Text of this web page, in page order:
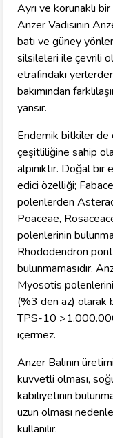
Ayrı ve korunaklı
Anzer Vadisinin
batı ve güney
silsileleri ile çevrili
etrafındaki
bakımından
yansır.
Endemik bitkiler de
çeşitliliğine sahip
alpiniktir. Doğal bir
edici özelliği;
polenlerden
Poaceae,
polenlerinin
Rhododendron
bulunmamasıdır.
Myosotis
(%3 den az) olarak
TPS-10
içermez.
Anzer Balının
kuvvetli olması,
kabiliyetinin
uzun olması
kullanılır.